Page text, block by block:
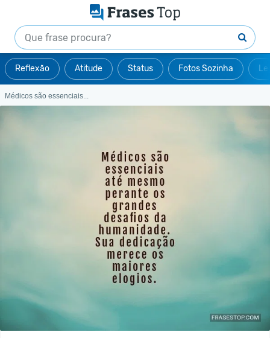
Reflexão Atitude Status Fotos Sozinha
Médicos são essenciais...